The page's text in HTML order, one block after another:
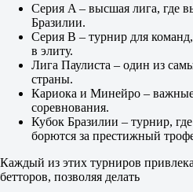
Шапекоенсе
16 августа в 17:00
3.45
Серия A – высшая лига, где
Бразилии.
Серия B – турнир для
в элиту.
Лига Паулиста – один из
страны.
Кариока и Минейро –
соревнования.
Кубок Бразилии – турнир,
борются за престижный
Каждый из этих турниров
бетторов, позволяя делать